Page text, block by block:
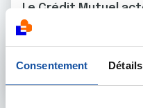
Consentement Détails
Le Crédit Mutuel
pour la lutte contre
La 10e édition des Elles